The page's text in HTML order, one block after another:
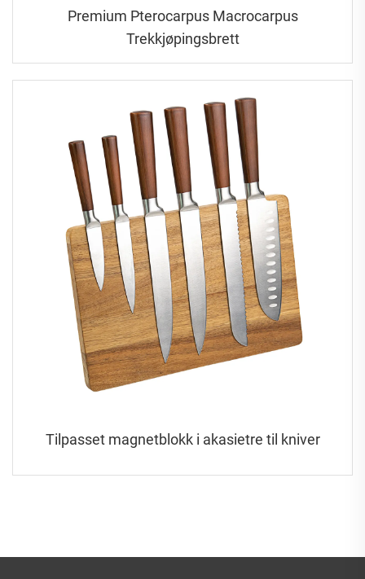
Premium Pterocarpus Macrocarpus
Trekkjøpingsbrett
Tilpasset magnetblokk i akasietre til kniver